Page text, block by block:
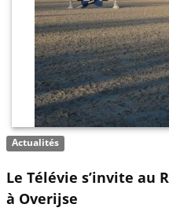
Actualités
Le Télévie s’invite au
à Overijse